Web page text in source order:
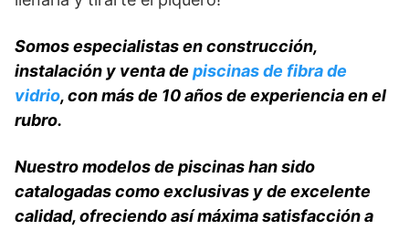
Somos especialistas en construcción,
instalación y venta de piscinas de fibra de
vidrio, con más de 10 años de experiencia en el
rubro.
Nuestro modelos de piscinas han sido
catalogadas como exclusivas y de excelente
calidad, ofreciendo así máxima satisfacción a